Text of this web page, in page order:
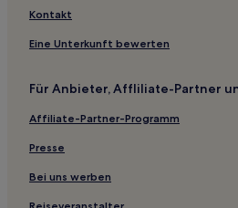
Lind Hotels
Bad Neuenahr-Ahrweiler Hotels
Hotels nahe Laacher See
Sankt Johann Hotels
Ulmen Hotels
Siebenbach Hotels
Köttelbach Hotels
Kontakt
Eine Unterkunft bewerten
Für Anbieter, Affliliate-Partner
Affiliate-Partner-Programm
Presse
Bei uns werben